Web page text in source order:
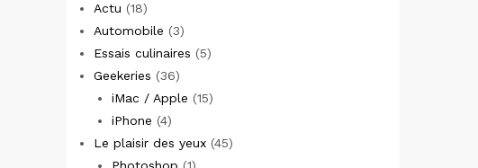
Actu (18)
Automobile (3)
Essais culinaires (5)
Geekeries (36)
iMac / Apple (15)
iPhone (4)
Le plaisir des yeux (45)